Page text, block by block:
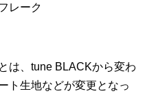
レーク
は、tune BLACKから変わ
ト生地などが変更となっ